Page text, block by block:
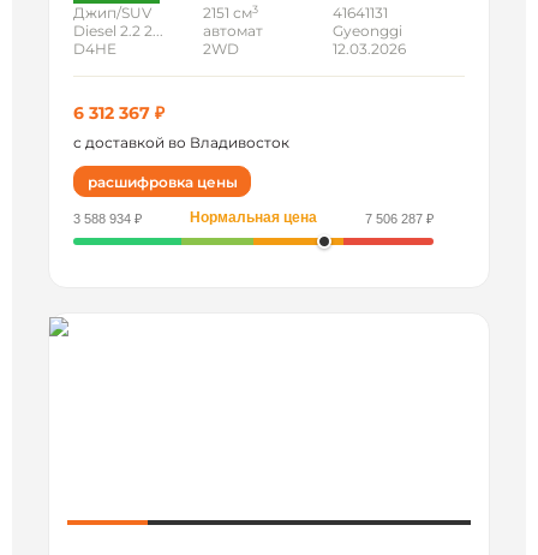
Джип/SUV
Diesel 2.2 2...
D4HE
2151 см3
автомат
2WD
41641131
Gyeonggi
12.03.2026
6 312 367 ₽
с доставкой во Владивосток
расшифровка цены
3 588 934 ₽ Нормальная цена 7 506 287 ₽